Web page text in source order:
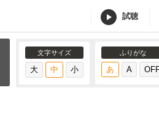
試聴
文字サイズ ふりがな